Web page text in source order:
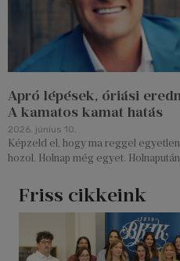
Apró lépések, óriási
A kamatos kamat hatás
2026. június 10.
Képzeld el, hogy ma reggel
hozol. Holnap még egyet.
Friss cikkeink